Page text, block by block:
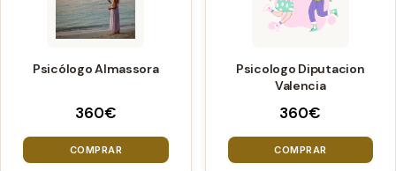
producto
producto
360€
Psicólogo Almassora
COMPRAR
360€
Psicologo Diputacion
Valencia
COMPRAR